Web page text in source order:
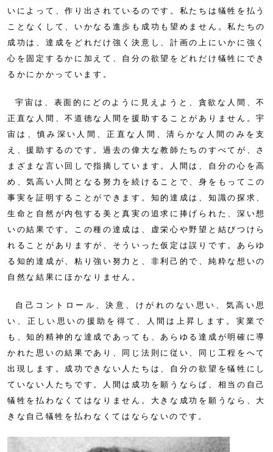
いによって、作り出されているのです。私たちは犠牲を払う
ことなくして、いかなる進歩も成功も望めません。私たちの
成功は、達成をどれだけ強く決意し、計画の上にいかに強く
心を固定するかに加えて、自分の欲望をどれだけ犠牲にでき
るかにかかっています。
宇宙は、表面的にどのように見えようと、貪欲な人間、不
正直な人間、不道徳な人間を援助することがありません。宇
宙は、慎み深い人間、正直な人間、清らかな人間のみを支
え、援助するのです。過去の偉大な教師たちのすべてが、さ
まざまな言い回しで指摘しています。人間は、自分の心を高
め、気高い人間となる努力を続けることで、身をもってこの
事実を証明することができます。知的達成は、知識の探求、
生命と自然が内包する美と真実の追求に捧げられた、深い想
いの結果です。この種の達成は、虚栄心や野望と結びつけら
れることがありますが、そういった仮定は誤りです。あらゆ
る知的達成が、粘り強い努力と、非利己的で、純粋な想いの
自然な結果にほかなりません。
自己コントロール、決意、けがれのない思い、気高い思
い、正しい思いの援助を得て、人間は上昇します。実業で
も、知的精神的な達成であっても、あらゆる達成が明確に導
かれた思いの結果であり、同じ法則に従い、同じ工程をへて
出現します。成功できない人たちは、自分の欲望を犠牲にし
ていない人たちです。人間は成功を願うならば、相当の自己
犠牲を払わなくてはなりません。大きな成功を願うなら、大
きな自己犠牲を払わなくてはならないのです。